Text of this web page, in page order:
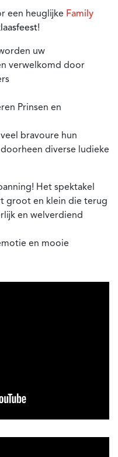
een heuglijke Family
!
uw
verwelkomd door
Prinsen en
bravoure hun
diverse ludieke
Het spektakel
groot en klein die terug
en welverdiend
en mooie